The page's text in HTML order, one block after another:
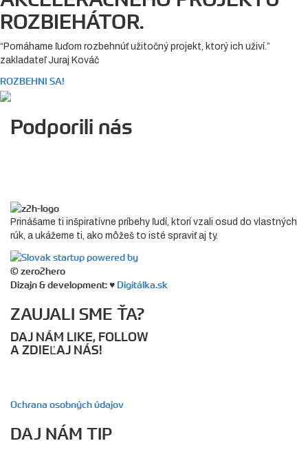
ROZBIEHÁTOR.
“Pomáhame ľuďom rozbehnúť užitočný projekt, ktorý ich uživí.”
zakladateľ Juraj Kováč
ROZBEHNI SA!
Podporili nás
Prinášame ti inšpiratívne príbehy ľudí, ktorí vzali osud do vlastných
rúk, a ukážeme ti, ako môžeš to isté spraviť aj ty.
© zero2hero
Dizajn & development: ♥ Digitálka.sk
ZAUJALI SME ŤA?
DAJ NÁM LIKE, FOLLOW
A ZDIEĽAJ NÁS!
Ochrana osobných údajov
DAJ NÁM TIP